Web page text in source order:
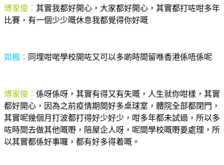
傅家俊： 其實我都好開心，大家都好開心，其實都打咗咁多年
比賽，有一個少少嘅休息我都覺得你好嘅
如楓： 同埋咁啱學校開咗又可以多啲時間留喺香港係唔係呢
傅家俊： 係呀係呀，其實有得又有失嘅，人生就你咁樣，其實
都好開心，因為之前疫情期間好多桌球室，體院全部都閉門，
其實呢幾個月打波都打得好少好少，咁多年都未試過，所以多
咗時間去做其他嘅嘢，陪屋企人呀，呢間學校嘅嘢要處理，所
以其實都係好事囉，都有好多得着嘅。